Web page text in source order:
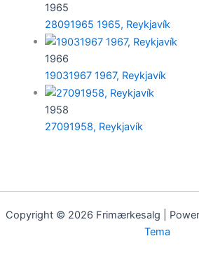
1965
28091965 1965, Reykjavík
1966
19031967 1967, Reykjavík
1958
27091958, Reykjavík
Copyright © 2026 Frimærkesalg |
Tema